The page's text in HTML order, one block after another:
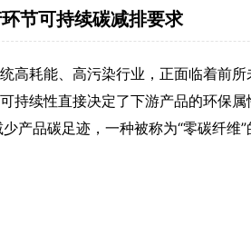
节可持续碳减排要求
耗能、高污染行业，正面临着前所
持续性直接决定了下游产品的环保属
产品碳足迹，一种被称为“零碳纤维